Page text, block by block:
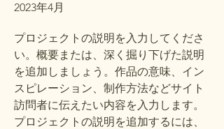
2023年4月
プロジェクトの説明を入力してくださ
い。概要または、深く掘り下げた説明
を追加しましょう。作品の意味、イン
スピレーション、制作方法などサイト
訪問者に伝えたい内容を入力します。
プロジェクトの説明を追加するには、